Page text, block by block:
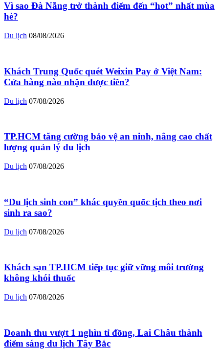
Vì sao Đà Nẵng trở thành điểm đến “hot” nhất mùa
hè?
Du lịch 08/08/2026
Khách Trung Quốc quét Weixin Pay ở Việt Nam:
Cửa hàng nào nhận được tiền?
Du lịch 07/08/2026
TP.HCM tăng cường bảo vệ an ninh, nâng cao chất
lượng quản lý du lịch
Du lịch 07/08/2026
“Du lịch sinh con” khác quyền quốc tịch theo nơi
sinh ra sao?
Du lịch 07/08/2026
Khách sạn TP.HCM tiếp tục giữ vững môi trường
không khói thuốc
Du lịch 07/08/2026
Doanh thu vượt 1 nghìn tỉ đồng, Lai Châu thành
điểm sáng du lịch Tây Bắc